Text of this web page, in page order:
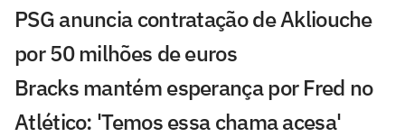
PSG anuncia contratação de Akliouche
por 50 milhões de euros
Bracks mantém esperança por Fred no
Atlético: 'Temos essa chama acesa'